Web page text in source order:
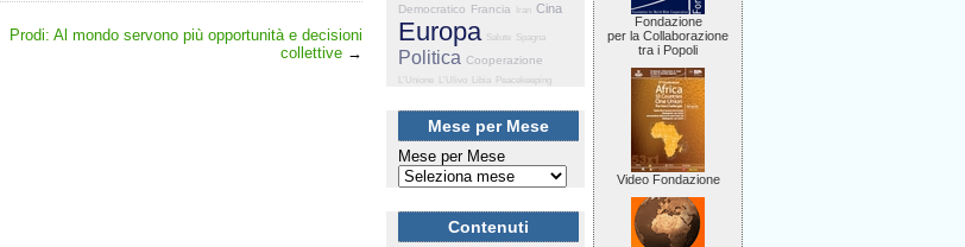
Prodi: Al mondo servono più opportunità e decisioni
collettive →
Democratico Francia Iran Cina
Europa Salute Spagna
Politica Cooperazione
L'Unione L'Ulivo Libia Peacekeeping
Mese per Mese
Mese per Mese
Contenuti
Fondazione
per la Collaborazione
tra i Popoli
Video Fondazione